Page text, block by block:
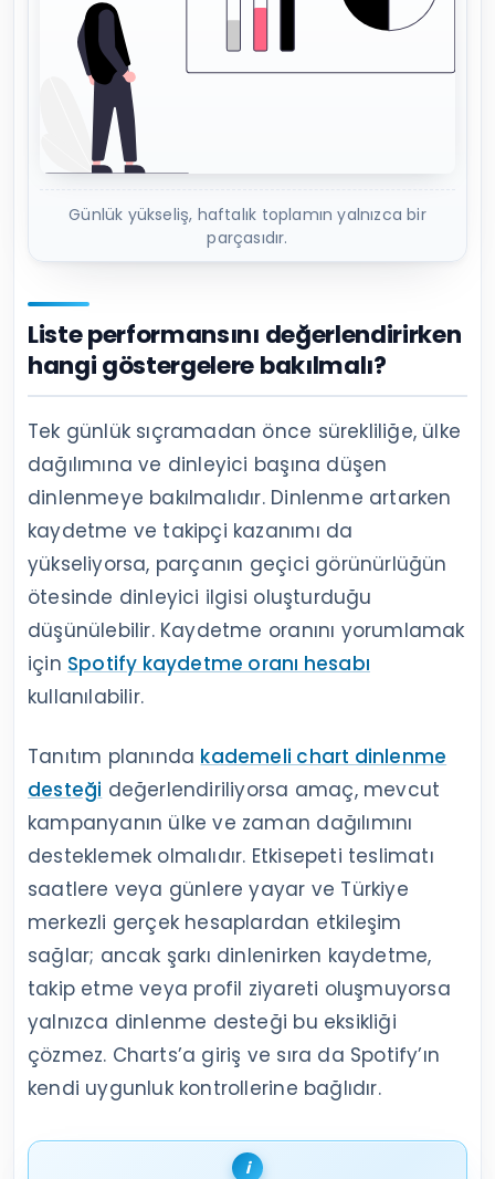
Günlük yükseliş, haftalık toplamın yalnızca bir
parçasıdır.
Liste performansını değerlendirirken
hangi göstergelere bakılmalı?
Tek günlük sıçramadan önce sürekliliğe, ülke
dağılımına ve dinleyici başına düşen
dinlenmeye bakılmalıdır. Dinlenme artarken
kaydetme ve takipçi kazanımı da
yükseliyorsa, parçanın geçici görünürlüğün
ötesinde dinleyici ilgisi oluşturduğu
düşünülebilir. Kaydetme oranını yorumlamak
için Spotify kaydetme oranı hesabı
kullanılabilir.
Tanıtım planında kademeli chart dinlenme
desteği değerlendiriliyorsa amaç, mevcut
kampanyanın ülke ve zaman dağılımını
desteklemek olmalıdır. Etkisepeti teslimatı
saatlere veya günlere yayar ve Türkiye
merkezli gerçek hesaplardan etkileşim
sağlar; ancak şarkı dinlenirken kaydetme,
takip etme veya profil ziyareti oluşmuyorsa
yalnızca dinlenme desteği bu eksikliği
çözmez. Charts’a giriş ve sıra da Spotify’ın
kendi uygunluk kontrollerine bağlıdır.